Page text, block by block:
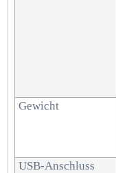
Gewicht
USB-Anschluss